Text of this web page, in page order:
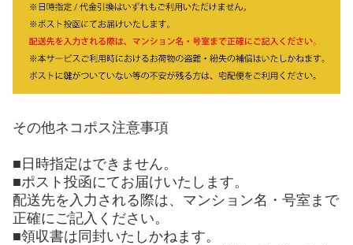
その他ネコポス注意事項
■日時指定はできません。
■ポスト投函にてお届けいたします。
配送先を入力される際は、マンション名・号室まで
正確にご記入ください。
■領収書は同封いたしかねます。